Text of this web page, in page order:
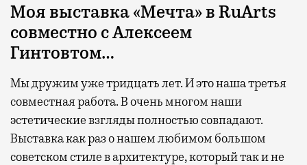
Моя выставка «Мечта» в RuArts
совместно с Алексеем
Гинтовтом…
Мы дружим уже тридцать лет. И это наша третья
совместная работа. В очень многом наши
эстетические взгляды полностью совпадают.
Выставка как раз о нашем любимом большом
советском стиле в архитектуре, который так и не